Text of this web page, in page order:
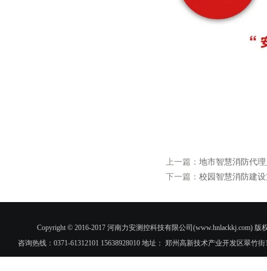
上一篇： 地市智慧消防代
下一篇： 校园智慧消防建
Copyright © 2016-2017 河南力安测控科技有限公司(www.hnlackkj.com)
咨询热线：0371-61312101 15638928010 地址： 郑州高新技术产业开发区翠竹